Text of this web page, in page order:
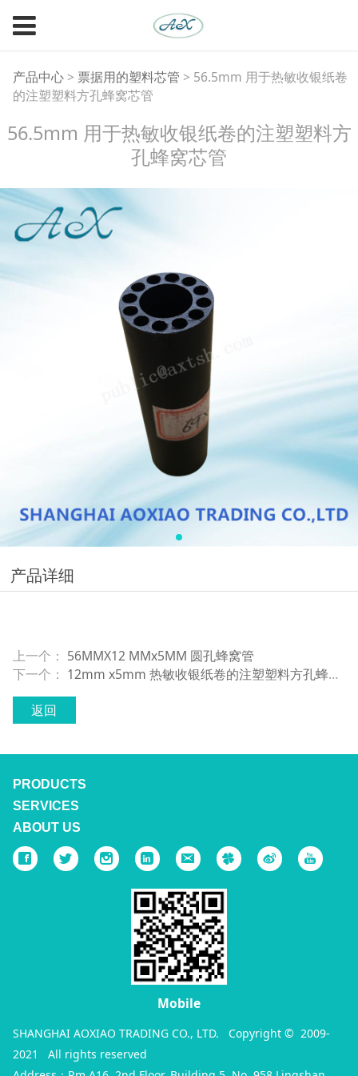
56.5mm 用于热敏收银
纸卷的注塑塑料方孔蜂
窝芯管
产品中心> 票据用的塑料芯管 > 56.5mm 用于热敏收银纸卷
的注塑塑料方孔蜂窝芯管
56.5mm 用于热敏收银纸卷的注塑塑料方
孔蜂窝芯管
产品详细
上一个： 56MMX12 MMx5MM 圆孔蜂窝管
下一个： 12mm x5mm 热敏收银纸卷的注塑塑料方孔蜂窝芯管
返回
PRODUCTS
SERVICES
ABOUT US
Mobile
SHANGHAI AOXIAO TRADING CO., LTD. Copyright © 2009-
2021 All rights reserved